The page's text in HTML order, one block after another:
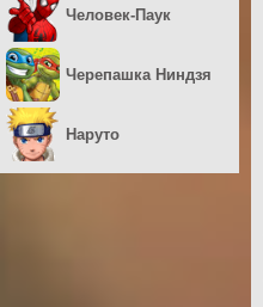
Человек-Паук
Черепашка Ниндзя
Наруто